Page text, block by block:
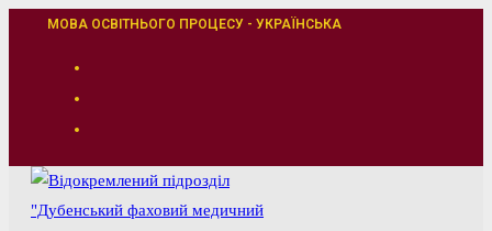
ПерейтиМОВА ОСВІТНЬОГО ПРОЦЕСУ - УКРАЇНСЬКА